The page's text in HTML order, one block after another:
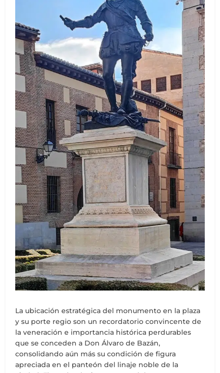
La ubicación estratégica del monumento en la plaza
y su porte regio son un recordatorio convincente de
la veneración e importancia histórica perdurables
que se conceden a Don Álvaro de Bazán,
consolidando aún más su condición de figura
apreciada en el panteón del linaje noble de la